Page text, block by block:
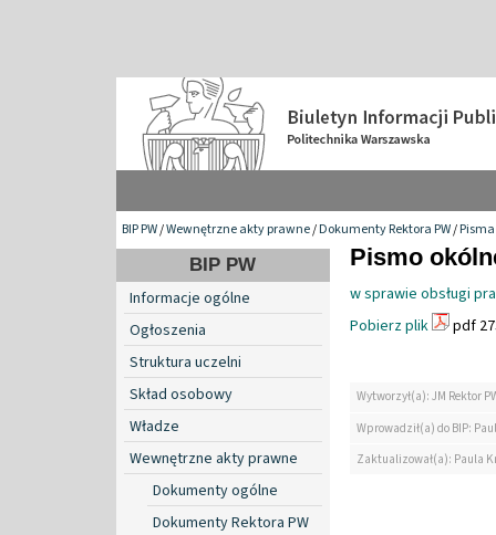
BIP PW/Wewnętrzne akty prawne/Dokumenty Rektora PW/
BIP PW
Informacje ogólne
Ogłoszenia
Struktura uczelni
Skład osobowy
Władze
Wewnętrzne akty prawne
Dokumenty ogólne
Dokumenty Rektora PW
Pismo
w sprawie obsługi
Pobierz plik
pdf
Wytworzył(a): JM Rektor
Wprowadził(a) do BIP:
Zaktualizował(a): Paula